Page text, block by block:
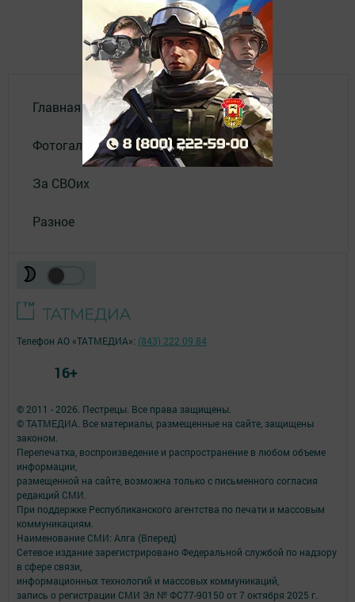
Главная
Фотогалереи
За СВОих
Разное
© 2011 - 2026. Пестрецы. Все права защищены.
© ТАТМЕДИА. Все материалы, размещенные на сайте, защищены
законом.
Перепечатка, воспроизведение и распространение в любом объеме
информации,
размещенной на сайте, возможна только с письменного согласия
редакций СМИ.
При поддержке Республиканского агентства по печати и массовым
коммуникациям.
Наименование СМИ: Алга (Вперед)
Сетевое издание зарегистрировано Федеральной службой по надзору
в сфере связи,
информационных технологий и массовых коммуникаций,
запись о регистрации СМИ Эл № ФС77-90150 от 7 октября 2025 г.
Телефон АО «ТАТМЕДИА»: (843) 222 09 84
16+